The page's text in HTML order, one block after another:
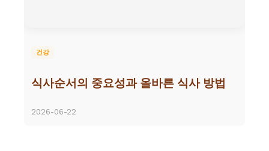
건강
식사순서의 중요성과 올바른 식사 방법
2026-06-22